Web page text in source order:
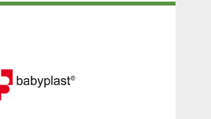
BabyPlast